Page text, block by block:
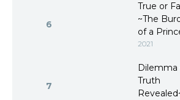
6
True or
~The
of a
2021
7
Dilemma
Truth